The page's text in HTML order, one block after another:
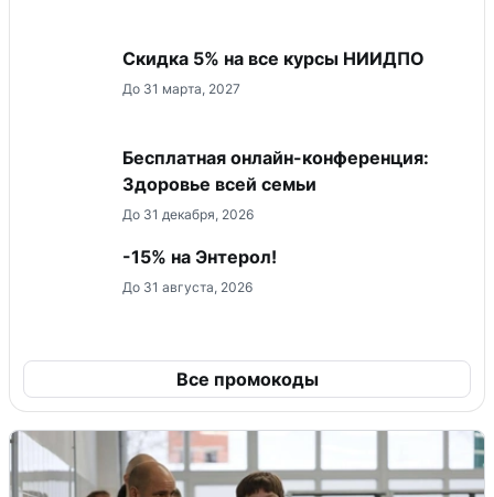
Скидка 5% на все курсы НИИДПО
До 31 марта, 2027
Бесплатная онлайн-конференция:
Здоровье всей семьи
До 31 декабря, 2026
-15% на Энтерол!
До 31 августа, 2026
Все промокоды